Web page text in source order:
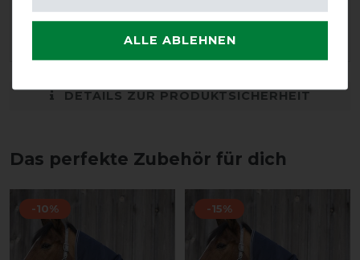
hochwertig. Sie ist perfekt verarbeitet, sitzt sehr gut und
ist auch optisch ein Schmuckstück.
DETAILS ZUR PRODUKTSICHERHEIT
Das perfekte Zubehör für dich
-10% -15%
ALLE ABLEHNEN